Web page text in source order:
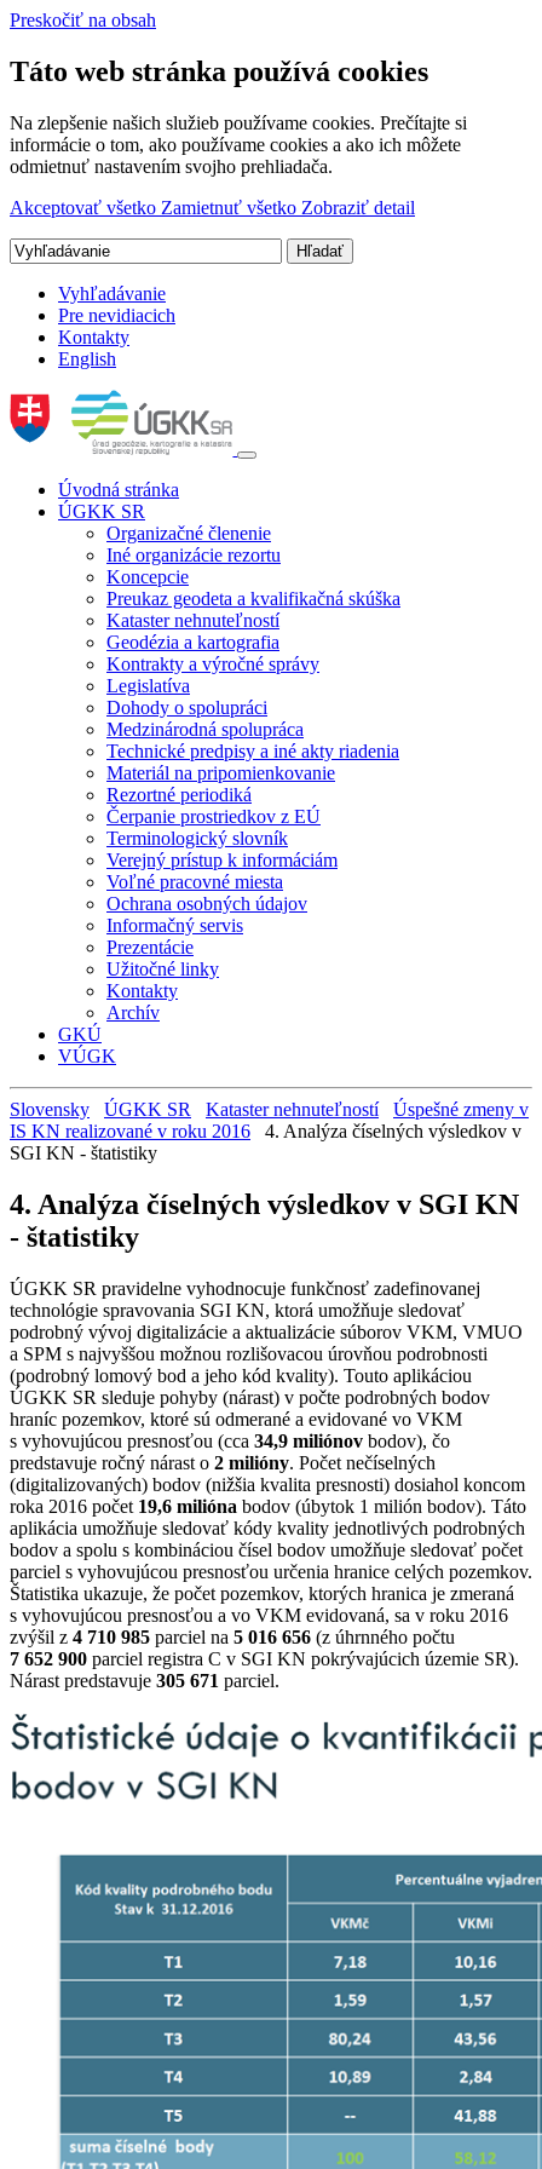
Preskočiť na obsah
Táto web stránka používá cookies
Na zlepšenie našich služieb používame cookies. Prečítajte si
informácie o tom, ako používame cookies a ako ich môžete
odmietnuť nastavením svojho prehliadača.
Akceptovať všetko Zamietnuť všetko Zobraziť detail
Vyhľadávanie
Pre nevidiacich
Kontakty
English
Úvodná stránka
ÚGKK SR
Organizačné členenie
Iné organizácie rezortu
Koncepcie
Preukaz geodeta a kvalifikačná skúška
Kataster nehnuteľností
Geodézia a kartografia
Kontrakty a výročné správy
Legislatíva
Dohody o spolupráci
Medzinárodná spolupráca
Technické predpisy a iné akty riadenia
Materiál na pripomienkovanie
Rezortné periodiká
Čerpanie prostriedkov z EÚ
Terminologický slovník
Verejný prístup k informáciám
Voľné pracovné miesta
Ochrana osobných údajov
Informačný servis
Prezentácie
Užitočné linky
Kontakty
Archív
GKÚ
VÚGK
Slovensky ÚGKK SR Kataster nehnuteľností
Úspešné zmeny v
IS KN realizované v roku 2016
4. Analýza číselných výsledkov v
SGI KN - štatistiky
4. Analýza číselných výsledkov v SGI KN
- štatistiky
ÚGKK SR pravidelne vyhodnocuje funkčnosť zadefinovanej
technológie spravovania SGI KN, ktorá umožňuje sledovať
podrobný vývoj digitalizácie a aktualizácie súborov VKM, VMUO
a SPM s najvyššou možnou rozlišovacou úrovňou podrobnosti
(podrobný lomový bod a jeho kód kvality). Touto aplikáciou
ÚGKK SR sleduje pohyby (nárast) v počte podrobných bodov
hraníc pozemkov, ktoré sú odmerané a evidované vo VKM
s vyhovujúcou presnosťou (cca 34,9 miliónov bodov), čo
predstavuje ročný nárast o 2 milióny. Počet nečíselných
(digitalizovaných) bodov (nižšia kvalita presnosti) dosiahol koncom
roka 2016 počet 19,6 milióna bodov (úbytok 1 milión bodov). Táto
aplikácia umožňuje sledovať kódy kvality jednotlivých podrobných
bodov a spolu s kombináciou čísel bodov umožňuje sledovať počet
parciel s vyhovujúcou presnosťou určenia hranice celých pozemkov.
Štatistika ukazuje, že počet pozemkov, ktorých hranica je zmeraná
s vyhovujúcou presnosťou a vo VKM evidovaná, sa v roku 2016
zvýšil z 4 710 985 parciel na 5 016 656 (z úhrnného počtu
7 652 900 parciel registra C v SGI KN pokrývajúcich územie SR).
Nárast predstavuje 305 671 parciel.